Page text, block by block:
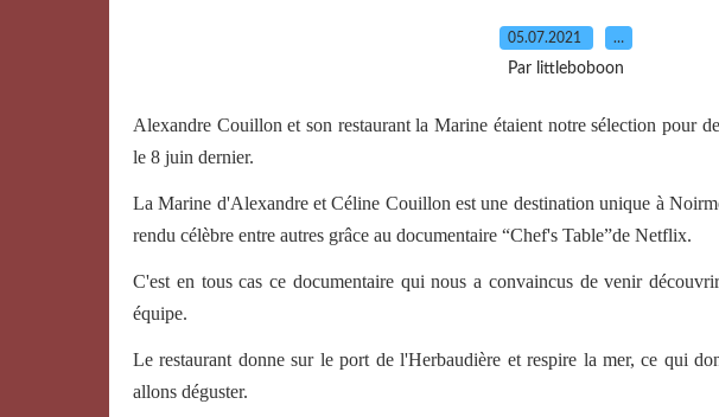
05.07.2021 …
Par littleboboon
Alexandre Couillon et son restaurant la Marine étaient notre sélection pour
le 8 juin dernier.
La Marine d'Alexandre et Céline Couillon est une destination unique à
rendu célèbre entre autres grâce au documentaire “Chef's Table”de Netflix.
C'est en tous cas ce documentaire qui nous a convaincus de venir
équipe.
Le restaurant donne sur le port de l'Herbaudière et respire la mer, ce qui
allons déguster.